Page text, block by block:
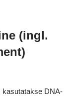
(ingl.
kasutatakse DNA-